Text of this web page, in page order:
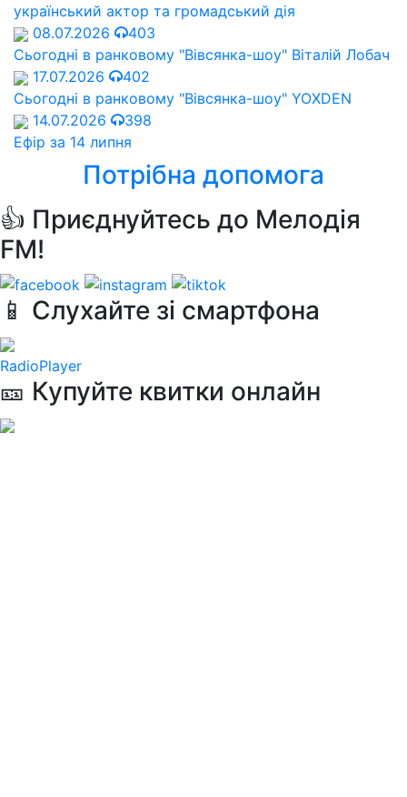
український актор та громадський дія
08.07.2026
403
Сьогодні в ранковому "Вівсянка-шоу" Віталій Лобач
17.07.2026
402
Сьогодні в ранковому "Вівсянка-шоу" YOXDEN
14.07.2026
398
Ефір за 14 липня
Потрібна допомога
👍 Приєднуйтесь до Мелодія
FM!
📱 Слухайте зі смартфона
RadioPlayer
🎫 Купуйте квитки онлайн